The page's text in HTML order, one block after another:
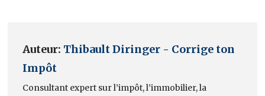
Auteur: Thibault Diringer - Corrige ton
Impôt
Consultant expert sur l’impôt, l’immobilier, la